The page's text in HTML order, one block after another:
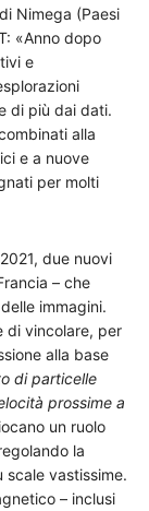
Nimega (Paesi
«Anno dopo
e
di più dai dati.
alla
e a nuove
per molti
due nuovi
– che
immagini.
di vincolare, per
alla base
di particelle
prossime a
un ruolo
la
scale vastissime.
– inclusi